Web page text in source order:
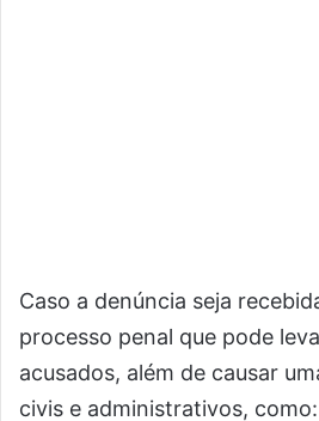
Caso a denúncia seja
processo penal que pode
acusados, além de causar
civis e administrativos, como: